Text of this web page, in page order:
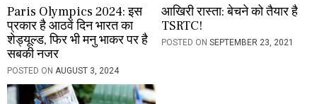
Paris Olympics 2024: इस
प्रकार है आठवें दिन भारत का
शेड्यूल्ड, फिर भी मनु भाकर पर है
सबकी नजर
POSTED ON AUGUST 3, 2024
आखिरी रास्ता: बेचने को तैयार है
TSRTC!
POSTED ONSEPTEMBER 23, 2021